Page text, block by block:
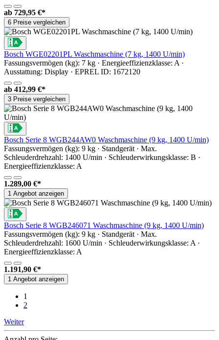
ab 729,95 €*
6 Preise vergleichen
Bosch WGE02201PL Waschmaschine (7 kg, 1400 U/min)
Fassungsvermögen (kg): 7 kg · Energieeffizienzklasse: A ·
Ausstattung: Display · EPREL ID: 1672120
ab 412,99 €*
3 Preise vergleichen
Bosch Serie 8 WGB244AW0 Waschmaschine (9 kg, 1400 U/min)
Fassungsvermögen (kg): 9 kg · Standgerät · Max.
Schleuderdrehzahl: 1400 U/min · Schleuderwirkungsklasse: B ·
Energieeffizienzklasse: A
1.289,00 €*
1 Angebot anzeigen
Bosch Serie 8 WGB246071 Waschmaschine (9 kg, 1400 U/min)
Fassungsvermögen (kg): 9 kg · Standgerät · Max.
Schleuderdrehzahl: 1600 U/min · Schleuderwirkungsklasse: A ·
Energieeffizienzklasse: A
1.191,90 €*
1 Angebot anzeigen
1
2
Weiter